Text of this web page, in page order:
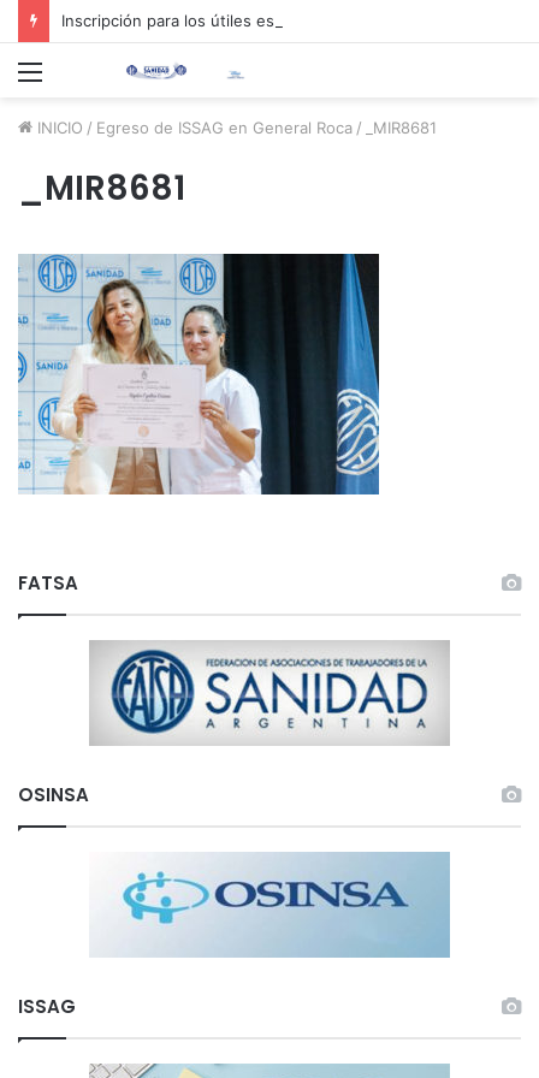
Inscripción para los útiles escolares 2026 📚✏️
Menú
INICIO / Egreso de ISSAG en General Roca / _MIR8681
_MIR8681
FATSA
OSINSA
ISSAG